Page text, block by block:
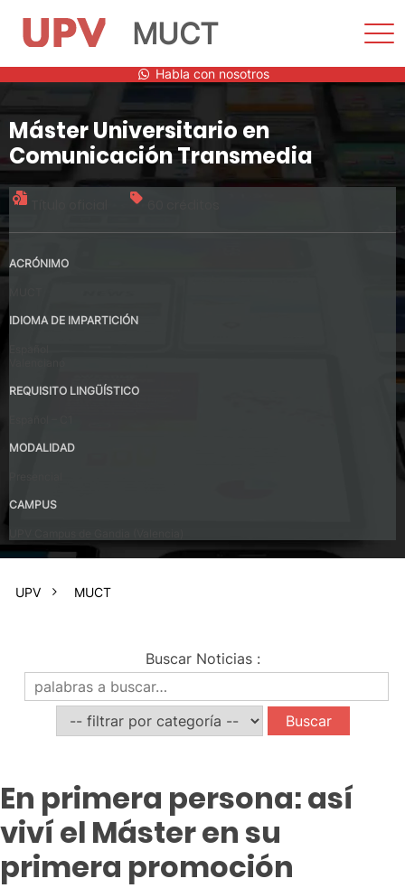
contenido
MUCT
Habla con nosotros
Máster Universitario en
Comunicación Transmedia
ACRÓNIMO
IDIOMA DE IMPARTICIÓN
REQUISITO LINGÜÍSTICO
MODALIDAD
CAMPUS
UPV MUCT
Buscar Noticias:
En primera persona: así
viví el Máster en su
primera promoción